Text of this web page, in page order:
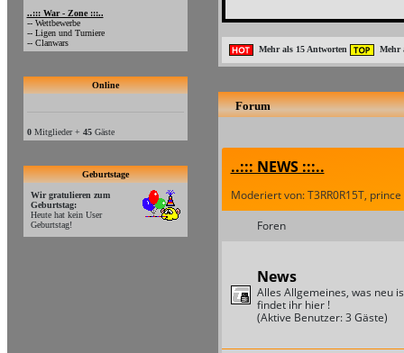
..::: War - Zone :::..
-- Wettbewerbe
-- Ligen und Turniere
-- Clanwars
Online
0Mitglieder + 45Gäste
Geburtstage
Wir gratulieren zum
Geburtstag:
Heute hat kein User
Geburtstag!
Mehr als 15 Antworten Mehr
Forum
..::: NEWS :::..
Moderiert von: T3RR0R15T, prince
Foren
News
Alles Allgemeines, was neu
findet ihr hier !
(Aktive Benutzer: 3 Gäste)